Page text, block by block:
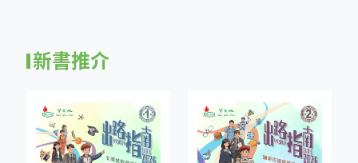
新書推介